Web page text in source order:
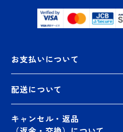
お支払いについて
配送について
キャンセル・返品